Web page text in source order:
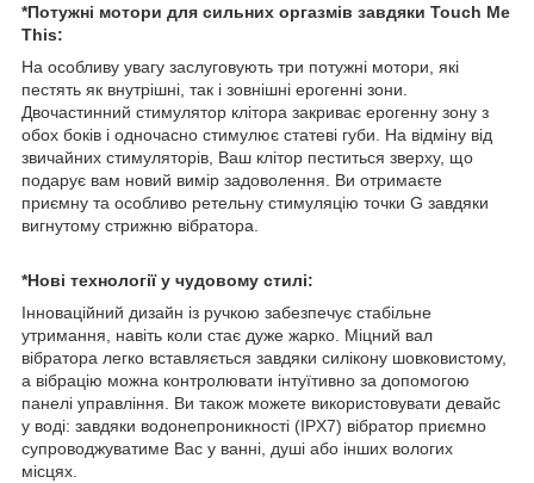
*Потужні мотори для сильних оргазмів завдяки Touch Me
This:
На особливу увагу заслуговують три потужні мотори, які
пестять як внутрішні, так і зовнішні ерогенні зони.
Двочастинний стимулятор клітора закриває ерогенну зону з
обох боків і одночасно стимулює статеві губи. На відміну від
звичайних стимуляторів, Ваш клітор пеститься зверху, що
подарує вам новий вимір задоволення. Ви отримаєте
приємну та особливо ретельну стимуляцію точки G завдяки
вигнутому стрижню вібратора.
*Нові технології у чудовому стилі:
Інноваційний дизайн із ручкою забезпечує стабільне
утримання, навіть коли стає дуже жарко. Міцний вал
вібратора легко вставляється завдяки силікону шовковистому,
а вібрацію можна контролювати інтуїтивно за допомогою
панелі управління. Ви також можете використовувати девайс
у воді: завдяки водонепроникності (IPX7) вібратор приємно
супроводжуватиме Вас у ванні, душі або інших вологих
місцях.